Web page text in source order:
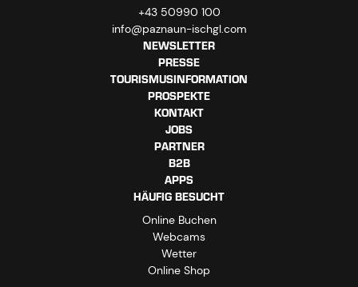
+43 50990 100
info@paznaun-ischgl.com
NEWSLETTER
PRESSE
TOURISMUSINFORMATION
PROSPEKTE
KONTAKT
JOBS
PARTNER
B2B
APPS
HÄUFIG BESUCHT
Online Buchen
Webcams
Wetter
Online Shop